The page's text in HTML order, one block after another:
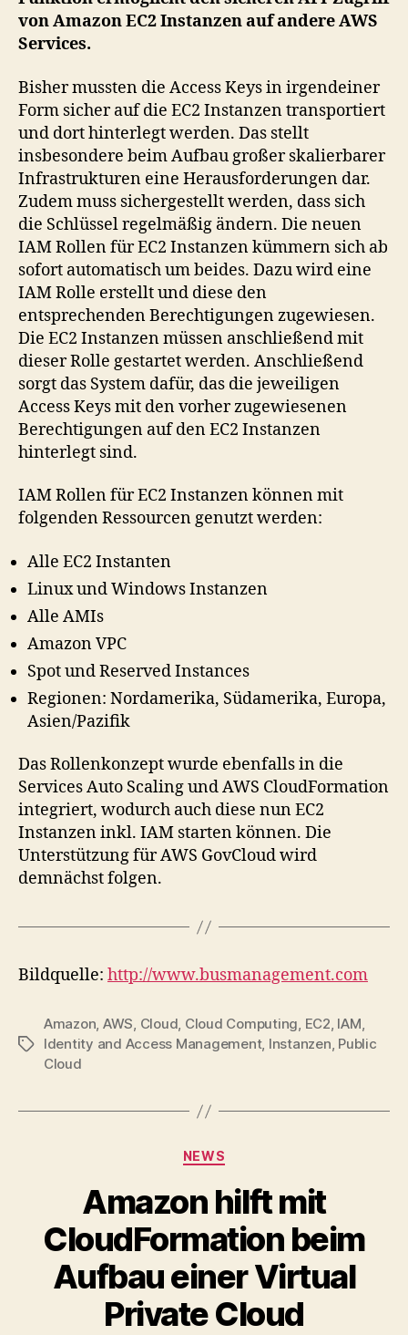
von Amazon EC2 Instanzen auf andere AWS
Services.
Bisher mussten die Access Keys in irgendeiner
Form sicher auf die EC2 Instanzen transportiert
und dort hinterlegt werden. Das stellt
insbesondere beim Aufbau großer skalierbarer
Infrastrukturen eine Herausforderungen dar.
Zudem muss sichergestellt werden, dass sich
die Schlüssel regelmäßig ändern. Die neuen
IAM Rollen für EC2 Instanzen kümmern sich ab
sofort automatisch um beides. Dazu wird eine
IAM Rolle erstellt und diese den
entsprechenden Berechtigungen zugewiesen.
Die EC2 Instanzen müssen anschließend mit
dieser Rolle gestartet werden. Anschließend
sorgt das System dafür, das die jeweiligen
Access Keys mit den vorher zugewiesenen
Berechtigungen auf den EC2 Instanzen
hinterlegt sind.
IAM Rollen für EC2 Instanzen können mit
folgenden Ressourcen genutzt werden:
Alle EC2 Instanten
Linux und Windows Instanzen
Alle AMIs
Amazon VPC
Spot und Reserved Instances
Regionen: Nordamerika, Südamerika, Europa,
Asien/Pazifik
Das Rollenkonzept wurde ebenfalls in die
Services Auto Scaling und AWS CloudFormation
integriert, wodurch auch diese nun EC2
Instanzen inkl. IAM starten können. Die
Unterstützung für AWS GovCloud wird
demnächst folgen.
Bildquelle: http://www.busmanagement.com
Tags
Amazon, AWS, Cloud, Cloud Computing, EC2, IAM,
Identity and Access Management, Instanzen, Public
Cloud
Categories
NEWS
Amazon hilft mit
CloudFormation beim
Aufbau einer Virtual
Private Cloud